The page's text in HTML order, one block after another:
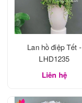
Lan hồ điệp Tết -
LHD1235
Liên hệ